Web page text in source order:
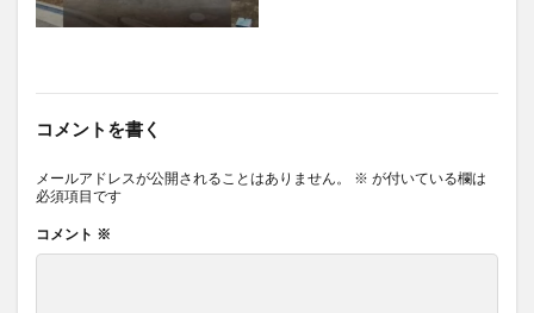
コメントを書く
メールアドレスが公開されることはありません。 ※ が付いている欄は
必須項目です
コメント ※